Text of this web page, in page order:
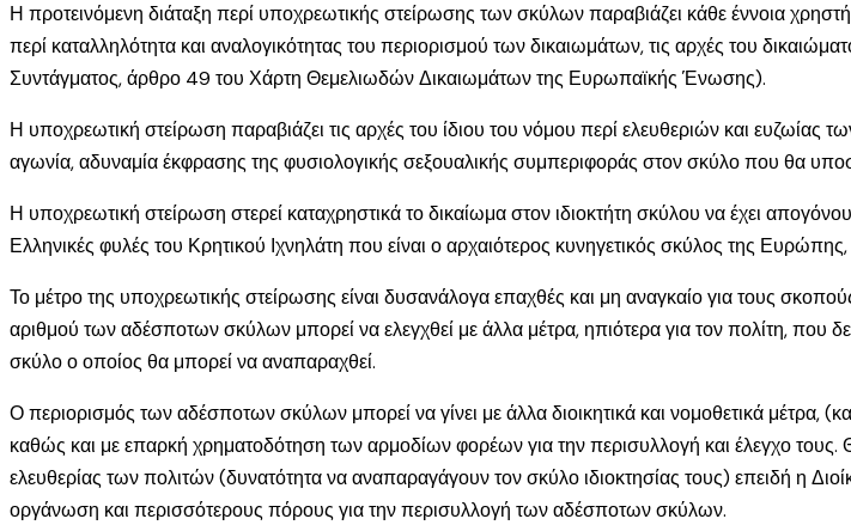
Η προτεινόμενη διάταξη περί υποχρεωτικής στείρωσης των σκύλων παραβιάζει κάθε έννοια
περί καταλληλότητα και αναλογικότητας του περιορισμού των δικαιωμάτων, τις αρχές του
Συντάγματος, άρθρο 49 του Χάρτη Θεμελιωδών Δικαιωμάτων της Ευρωπαϊκής Ένωσης).
Η υποχρεωτική στείρωση παραβιάζει τις αρχές του ίδιου του νόμου περί ελευθεριών και
αγωνία, αδυναμία έκφρασης της φυσιολογικής σεξουαλικής συμπεριφοράς στον σκύλο που θα
Η υποχρεωτική στείρωση στερεί καταχρηστικά το δικαίωμα στον ιδιοκτήτη σκύλου να έχει
Ελληνικές φυλές του Κρητικού Ιχνηλάτη που είναι ο αρχαιότερος κυνηγετικός σκύλος της
Το μέτρο της υποχρεωτικής στείρωσης είναι δυσανάλογα επαχθές και μη αναγκαίο για τους
αριθμού των αδέσποτων σκύλων μπορεί να ελεγχθεί με άλλα μέτρα, ηπιότερα για τον πολίτη, που
σκύλο ο οποίος θα μπορεί να αναπαραχθεί.
Ο περιορισμός των αδέσποτων σκύλων μπορεί να γίνει με άλλα διοικητικά και νομοθετικά
καθώς και με επαρκή χρηματοδότηση των αρμοδίων φορέων για την περισυλλογή και έλεγχο τους.
ελευθερίας των πολιτών (δυνατότητα να αναπαραγάγουν τον σκύλο ιδιοκτησίας τους) επειδή η
οργάνωση και περισσότερους πόρους για την περισυλλογή των αδέσποτων σκύλων.